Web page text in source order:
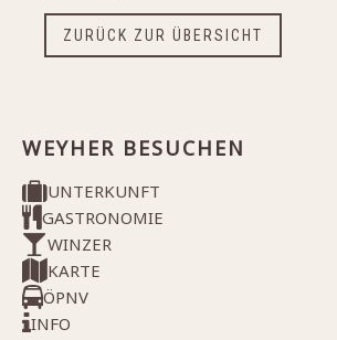
ZURÜCK ZUR ÜBERSICHT
WEYHER BESUCHEN
UNTERKUNFT
GASTRONOMIE
WINZER
KARTE
ÖPNV
INFO